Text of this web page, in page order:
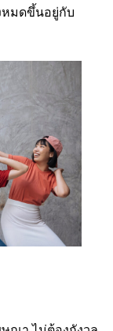
หมดขึ้นอยู่กับ